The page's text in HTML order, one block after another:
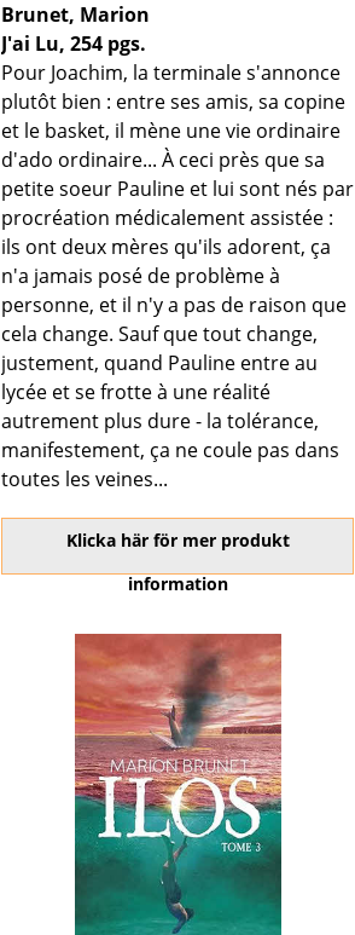
Brunet, Marion
J'ai Lu, 254 pgs.
Pour Joachim, la terminale s'annonce
plutôt bien : entre ses amis, sa copine
et le basket, il mène une vie ordinaire
d'ado ordinaire... À ceci près que sa
petite soeur Pauline et lui sont nés par
procréation médicalement assistée :
ils ont deux mères qu'ils adorent, ça
n'a jamais posé de problème à
personne, et il n'y a pas de raison que
cela change. Sauf que tout change,
justement, quand Pauline entre au
lycée et se frotte à une réalité
autrement plus dure - la tolérance,
manifestement, ça ne coule pas dans
toutes les veines...
Klicka här för mer produkt
information